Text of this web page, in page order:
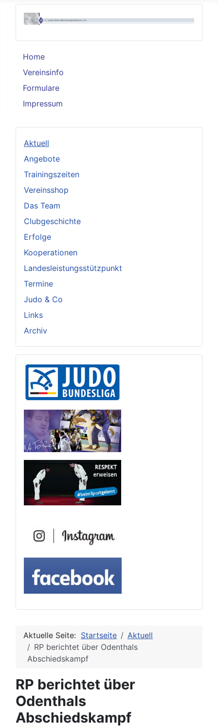
Home
Vereinsinfo
Formulare
Impressum
Aktuell
Angebote
Trainingszeiten
Vereinsshop
Das Team
Clubgeschichte
Erfolge
Kooperationen
Landesleistungsstützpunkt
Termine
Judo & Co
Links
Archiv
Aktuelle Seite: Startseite
Aktuell
RP berichtet über Odenthals
Abschiedskampf
RP berichtet über
Odenthals
Abschiedskampf